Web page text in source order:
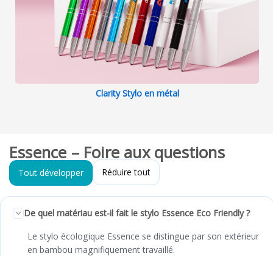
Clarity Stylo en métal
Essence – Foire aux questions
Tout développer Réduire tout
De quel matériau est-il fait le stylo Essence Eco Friendly ?
Le stylo écologique Essence se distingue par son extérieur
en bambou magnifiquement travaillé.